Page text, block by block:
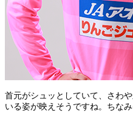
首元がシュッとしていて、さわ
いる姿が映えそうですね。ちな